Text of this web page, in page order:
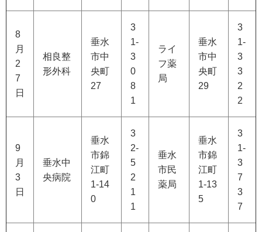
8
月
2
7
日
相良整
形外科
垂水
市中
央町
27
3
1-
3
0
8
1
ライ
フ薬
局
垂水
市中
央町
29
3
1-
3
3
2
2
9
月
3
日
垂水中
央病院
垂水
市錦
江町
1-14
0
3
2-
5
2
1
1
垂水
市民
薬局
垂水
市錦
江町
1-13
5
3
1-
3
7
3
7